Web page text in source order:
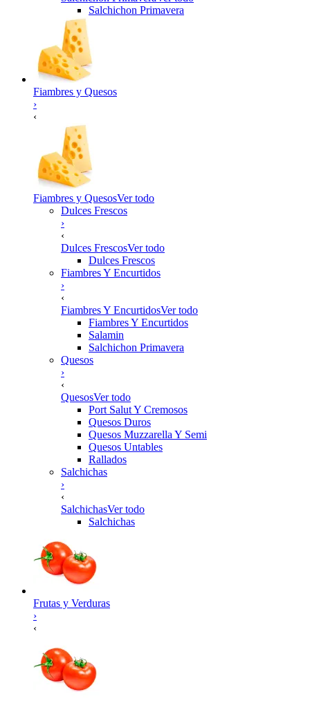
Salchichon Primavera
Fiambres y Quesos
›
‹
Fiambres y QuesosVer todo
Dulces Frescos
›
‹
Dulces FrescosVer todo
Dulces Frescos
Fiambres Y Encurtidos
›
‹
Fiambres Y EncurtidosVer todo
Fiambres Y Encurtidos
Salamin
Salchichon Primavera
Quesos
›
‹
QuesosVer todo
Port Salut Y Cremosos
Quesos Duros
Quesos Muzzarella Y Semi
Quesos Untables
Rallados
Salchichas
›
‹
SalchichasVer todo
Salchichas
Frutas y Verduras
›
‹